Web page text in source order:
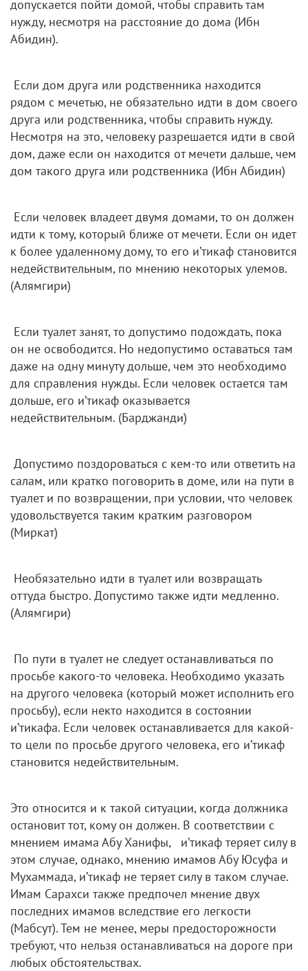
допускается пойти домой, чтобы справить там
нужду, несмотря на расстояние до дома (Ибн
Абидин).
Если дом друга или родственника находится
рядом с мечетью, не обязательно идти в дом своего
друга или родственника, чтобы справить нужду.
Несмотря на это, человеку разрешается идти в свой
дом, даже если он находится от мечети дальше, чем
дом такого друга или родственника (Ибн Абидин)
Если человек владеет двумя домами, то он должен
идти к тому, который ближе от мечети. Если он идет
к более удаленному дому, то его и’тикаф становится
недействительным, по мнению некоторых улемов.
(Алямгири)
Если туалет занят, то допустимо подождать, пока
он не освободится. Но недопустимо оставаться там
даже на одну минуту дольше, чем это необходимо
для справления нужды. Если человек остается там
дольше, его и’тикаф оказывается
недействительным. (Барджанди)
Допустимо поздороваться с кем-то или ответить на
салам, или кратко поговорить в доме, или на пути в
туалет и по возвращении, при условии, что человек
удовольствуется таким кратким разговором
(Миркат)
Необязательно идти в туалет или возвращать
оттуда быстро. Допустимо также идти медленно.
(Алямгири)
По пути в туалет не следует останавливаться по
просьбе какого-то человека. Необходимо указать
на другого человека (который может исполнить его
просьбу), если некто находится в состоянии
и’тикафа. Если человек останавливается для какой-
то цели по просьбе другого человека, его и’тикаф
становится недействительным.
Это относится и к такой ситуации, когда должника
остановит тот, кому он должен. В соответствии с
мнением имама Абу Ханифы, и’тикаф теряет силу в
этом случае, однако, мнению имамов Абу Юсуфа и
Мухаммада, и’тикаф не теряет силу в таком случае.
Имам Сарахси также предпочел мнение двух
последних имамов вследствие его легкости
(Мабсут). Тем не менее, меры предосторожности
требуют, что нельзя останавливаться на дороге при
любых обстоятельствах.